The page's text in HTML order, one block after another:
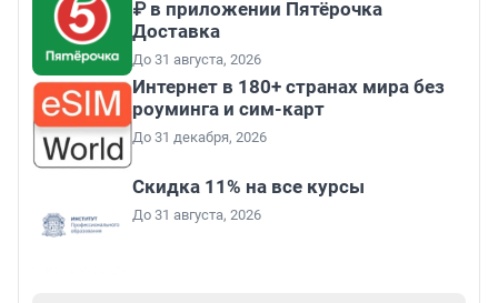
₽ в приложении Пятёрочка
Доставка
До 31 августа, 2026
Интернет в 180+ странах мира без
роуминга и сим-карт
До 31 декабря, 2026
Скидка 11% на все курсы
До 31 августа, 2026